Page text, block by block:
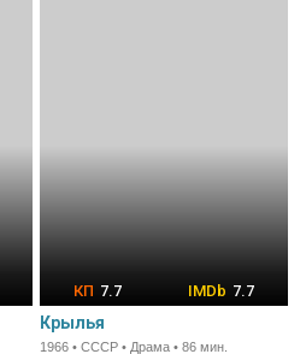
7.7 7.7
Крылья
1966 • СССР • Драма • 86 мин.